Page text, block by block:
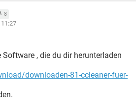
8
, die du dir herunterladen
downloaden-81-ccleaner-fuer-